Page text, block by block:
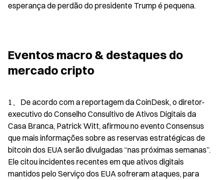
esperança de perdão do presidente Trump é pequena.
Eventos macro & destaques do
mercado cripto
1、De acordo com a reportagem da CoinDesk, o diretor-
executivo do Conselho Consultivo de Ativos Digitais da
Casa Branca, Patrick Witt, afirmou no evento Consensus
que mais informações sobre as reservas estratégicas de
bitcoin dos EUA serão divulgadas “nas próximas semanas”.
Ele citou incidentes recentes em que ativos digitais
mantidos pelo Serviço dos EUA sofreram ataques, para